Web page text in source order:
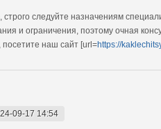
следуйте назначениям
и ограничения, поэтому очная
наш сайт [url=https://
09-17 14:54